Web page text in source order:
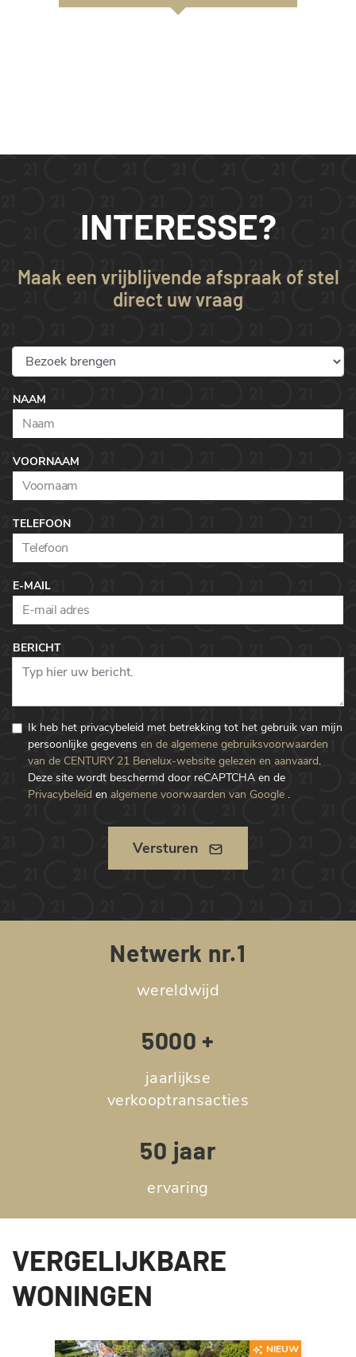
INTERESSE?
Maak een vrijblijvende afspraak of stel
direct uw vraag
NAAM
VOORNAAM
TELEFOON
E-MAIL
BERICHT
Ik heb het privacybeleid met betrekking tot het gebruik van mijn
persoonlijke gegevens en de algemene gebruiksvoorwaarden
van de CENTURY 21 Benelux-website gelezen en aanvaard.
Deze site wordt beschermd door reCAPTCHA en de
Privacybeleid en algemene voorwaarden van Google .
Versturen
Netwerk nr.1
wereldwijd
5000 +
jaarlijkse
verkooptransacties
50 jaar
ervaring
VERGELIJKBARE
WONINGEN
NIEUW